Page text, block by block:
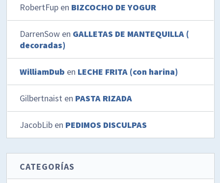
RobertFup en BIZCOCHO DE YOGUR
DarrenSow en GALLETAS DE MANTEQUILLA (
decoradas)
WilliamDub en LECHE FRITA (con harina)
Gilbertnaist en PASTA RIZADA
JacobLib en PEDIMOS DISCULPAS
CATEGORÍAS